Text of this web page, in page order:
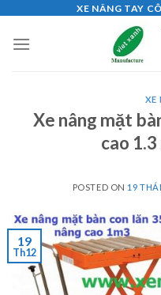
content
XE NÂNG TAY
XE
Xe nâng mặt
cao
POSTED ON 19
19
Th12